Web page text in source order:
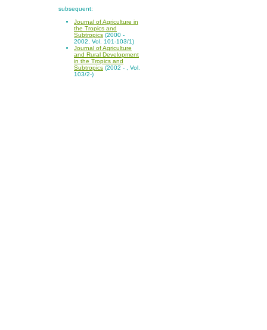
subsequent:
Journal of Agriculture in
the Tropics and
Subtropics (2000 -
2002, Vol. 101-103/1)
Journal of Agriculture
and Rural Development
in the Tropics and
Subtropics (2002 - , Vol.
103/2-)